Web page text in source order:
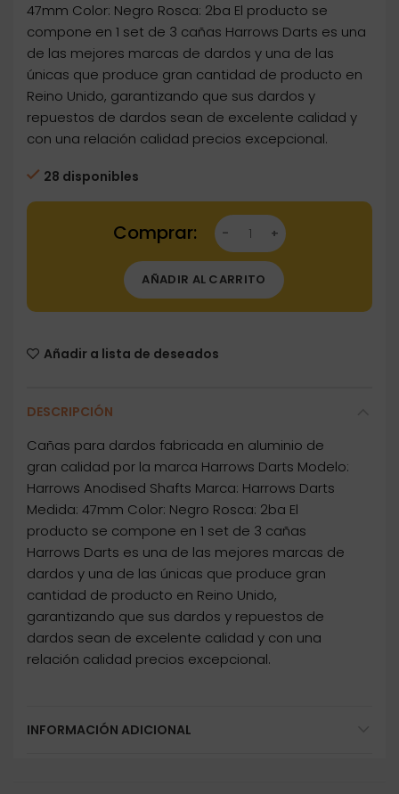
47mm Color: Negro Rosca: 2ba El producto se
compone en 1 set de 3 cañas Harrows Darts es una
de las mejores marcas de dardos y una de las
únicas que produce gran cantidad de producto en
Reino Unido, garantizando que sus dardos y
repuestos de dardos sean de excelente calidad y
con una relación calidad precios excepcional.
28 disponibles
Dartstore Cañas Harrows Darts Shaft
AÑADIR AL CARRITO
Añadir a lista de deseados
DESCRIPCIÓN
Cañas para dardos fabricada en aluminio de
gran calidad por la marca Harrows Darts Modelo:
Harrows Anodised Shafts Marca: Harrows Darts
Medida: 47mm Color: Negro Rosca: 2ba El
producto se compone en 1 set de 3 cañas
Harrows Darts es una de las mejores marcas de
dardos y una de las únicas que produce gran
cantidad de producto en Reino Unido,
garantizando que sus dardos y repuestos de
dardos sean de excelente calidad y con una
relación calidad precios excepcional.
INFORMACIÓN ADICIONAL